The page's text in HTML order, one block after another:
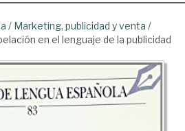
/ Marketing, publicidad y venta /
en el lenguaje de la publicidad